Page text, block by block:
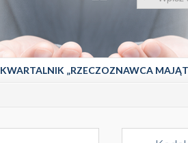
KWARTALNIK „RZECZOZNAWCA